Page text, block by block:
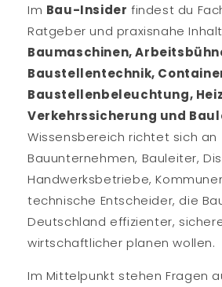
Im Bau-Insider findest du
Ratgeber und praxisnahe
Baumaschinen,
Baustellentechnik,
Baustellenbeleuchtung,
Verkehrssicherung und
Wissensbereich richtet sich an
Bauunternehmen, Bauleiter,
Handwerksbetriebe,
technische Entscheider, die
Deutschland effizienter,
wirtschaftlicher planen wollen.
Im Mittelpunkt stehen Fragen